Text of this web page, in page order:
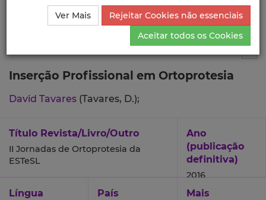
Ciência_Iscte Publicações
Descrição Detalhada da
Publicação
Inserção Profissional em Ortoprotesia
David Tavares (Tavares, D.);
Título Revista/Livro/Outro
II Jornadas de Ortoprotesia da
ESTeSL
Ano
(publicação
definitiva)
2016
Língua País
Mais
Ver Mais
Rejeitar Cookies não essenciais
Aceitar todos os Cookies